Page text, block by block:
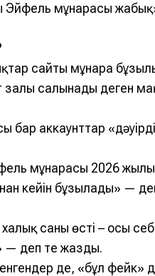
Эйфель мұнарасы
сайты мұнара
залы салынады деген
бар аккаунттар
мұнарасы 2026 жылы
кейін бұзылады» —
саны өсті – осы
— деп те жазды.
де, «бұл фейк»